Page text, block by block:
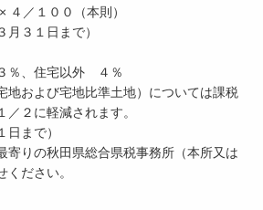
／１００（本則）
３１日まで）
住宅以外 ４％
および宅地比準土地）については課税
２に軽減されます。
まで）
りの秋田県総合県税事務所（本所又は
ださい。